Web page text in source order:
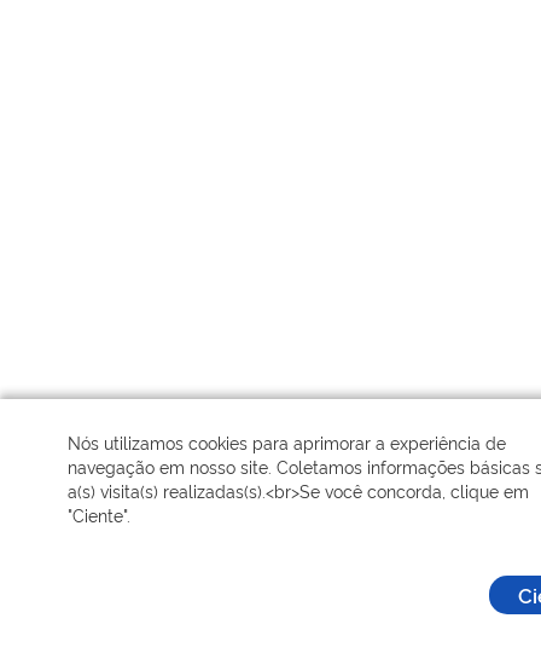
Nós utilizamos cookies para aprimorar a experiência de
navegação em nosso site. Coletamos informações básicas
a(s) visita(s) realizadas(s).<br>Se você concorda, clique em
"Ciente".